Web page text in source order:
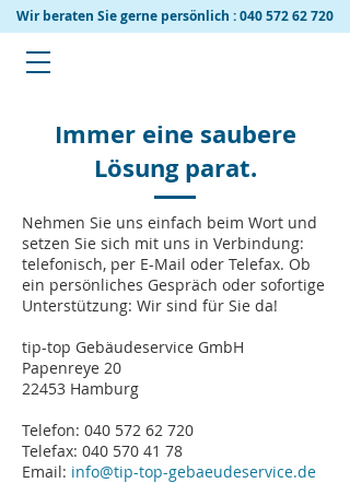
Wir beraten Sie gerne persönlich :040 572 62 720
Immer eine saubere
Lösung parat.
Nehmen Sie uns einfach beim Wort und
setzen Sie sich mit uns in Verbindung:
telefonisch, per E-Mail oder Telefax. Ob
ein persönliches Gespräch oder sofortige
Unterstützung: Wir sind für Sie da!
tip-top Gebäudeservice GmbH
Papenreye 20
22453 Hamburg
Telefon: 040 572 62 720
Telefax: 040 570 41 78
Email: info@tip-top-gebaeudeservice.de